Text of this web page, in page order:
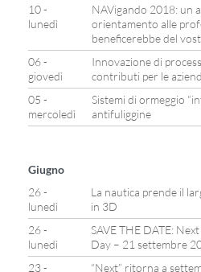
10 -
lunedì
NAVigando 2018: un
orientamento alle
beneficerebbe del
06 -
giovedì
Innovazione di
contributi per le
05 -
mercoledì
Sistemi di ormeggio
antifuliggine
Giugno
26 -
lunedì
La nautica prende il
in 3D
26 -
lunedì
SAVE THE DATE:
Day – 21 settembre
23 -
“Next” ritorna a